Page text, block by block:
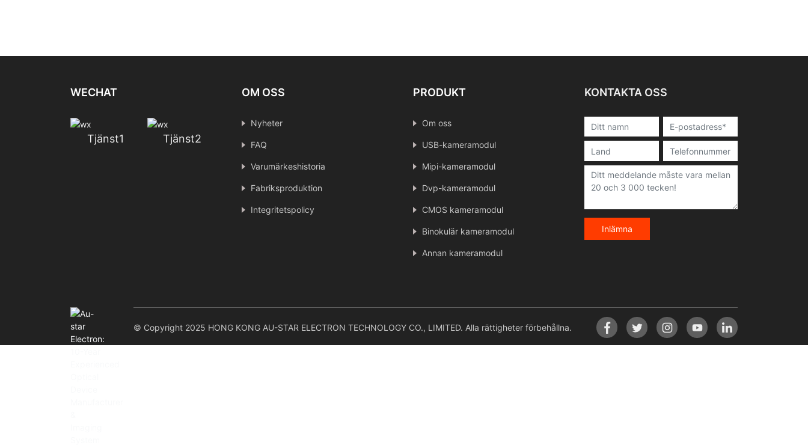
WECHAT
Tjänst1 Tjänst2
OM OSS
Nyheter
FAQ
Varumärkeshistoria
Fabriksproduktion
Integritetspolicy
PRODUKT
Om oss
USB-kameramodul
Mipi-kameramodul
Dvp-kameramodul
CMOS kameramodul
Binokulär kameramodul
Annan kameramodul
KONTAKTA OSS
Inlämna
© Copyright 2025 HONG KONG AU-STAR ELECTRON TECHNOLOGY CO., LIMITED. Alla rättigheter förbehållna.